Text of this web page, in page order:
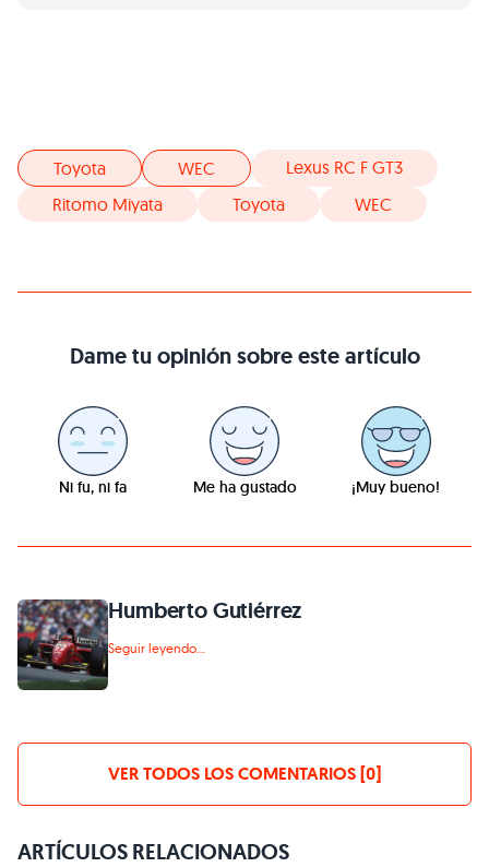
Toyota WEC
Lexus RC F GT3
Ritomo Miyata
Toyota WEC
Dame tu opinión sobre este artículo
Ni fu, ni fa Me ha gustado ¡Muy bueno!
Humberto Gutiérrez
Seguir leyendo...
VER TODOS LOS COMENTARIOS [0]
ARTÍCULOS RELACIONADOS